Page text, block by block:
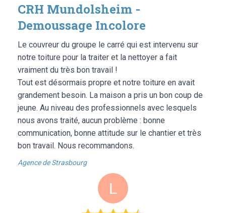
CRH Mundolsheim -
Demoussage Incolore
Le couvreur du groupe le carré qui est intervenu sur
notre toiture pour la traiter et la nettoyer a fait
vraiment du très bon travail !
Tout est désormais propre et notre toiture en avait
grandement besoin. La maison a pris un bon coup de
jeune. Au niveau des professionnels avec lesquels
nous avons traité, aucun problème : bonne
communication, bonne attitude sur le chantier et très
bon travail. Nous recommandons.
Agence de Strasbourg